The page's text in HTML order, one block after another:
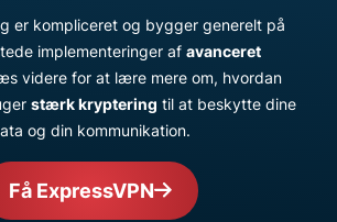
er kompliceret og bygger generelt på
implementeringer af avanceret
videre for at lære mere om, hvordan
stærk kryptering til at beskytte dine
og din kommunikation.
Få ExpressVPN